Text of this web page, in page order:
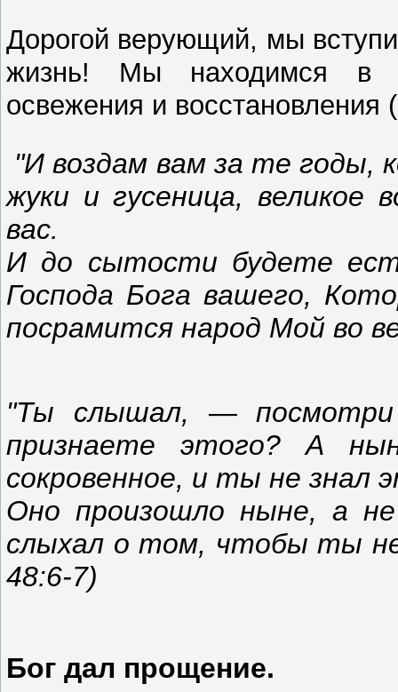
Дорогой верующий, мы
жизнь! Мы находимся в
освежения и восстановления
"И воздам вам за те годы,
жуки и гусеница, великое
вас.
И до сытости будете
Господа Бога вашего,
посрамится народ Мой во
"Ты слышал, —
признаете этого? А
сокровенное, и ты не знал
Оно произошло ныне, а
слыхал о том, чтобы ты
48:6-7)
Бог дал прощение.